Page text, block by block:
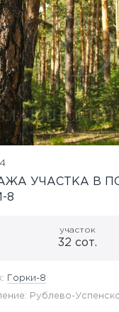
УЧАСТКА В
8
участок
32 сот.
Горки-8
Рублево-
показать ещё 7